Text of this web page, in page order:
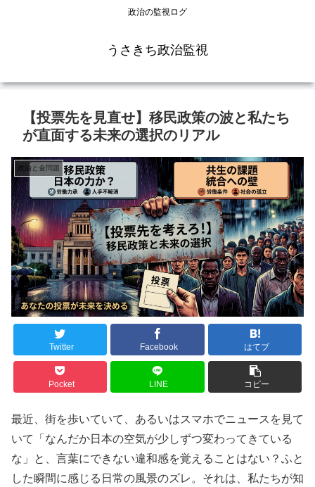
政治の監視ログ
うさきち政治監視
【投票先を見直せ】移民政策の波と私たち
が直面する未来の選択のリアル
政治と金問題
Twitter Facebook はてブ
Pocket LINE コピー
最近、街を歩いていて、あるいはスマホでニュースを見て
いて「なんだか日本の空気が少しずつ変わってきている
な」と、言葉にできない違和感を覚えることはない？ふと
した瞬間に感じる日常の風景のズレ。それは、私たちが知